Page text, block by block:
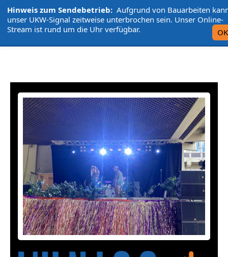
Hinweis zum Sendebetrieb: Aufgrund von Bauarbeiten
unser UKW-Signal zeitweise unterbrochen sein. Unser Online-
Stream ist rund um die Uhr verfügbar.
OK
L'UniCo